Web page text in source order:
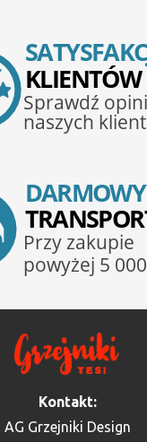
Kontakt:
AG Grzejniki Design